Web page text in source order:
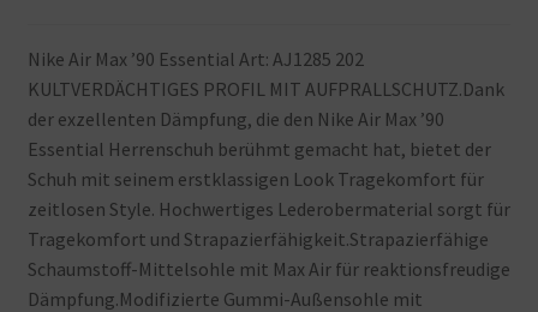
Nike Air Max ’90 Essential Art: AJ1285 202
KULTVERDÄCHTIGES PROFIL MIT AUFPRALLSCHUTZ.Dank
der exzellenten Dämpfung, die den Nike Air Max ’90
Essential Herrenschuh berühmt gemacht hat, bietet der
Schuh mit seinem erstklassigen Look Tragekomfort für
zeitlosen Style. Hochwertiges Lederobermaterial sorgt für
Tragekomfort und Strapazierfähigkeit.Strapazierfähige
Schaumstoff-Mittelsohle mit Max Air für reaktionsfreudige
Dämpfung.Modifizierte Gummi-Außensohle mit